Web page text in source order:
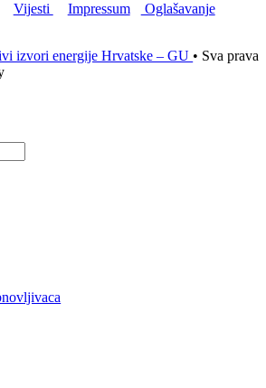
Vijesti Impressum
Oglašavanje
izvori energije Hrvatske – GU • Sva prava